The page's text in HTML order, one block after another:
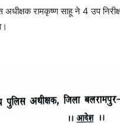
रामकृष्ण साहू ने 4 उप